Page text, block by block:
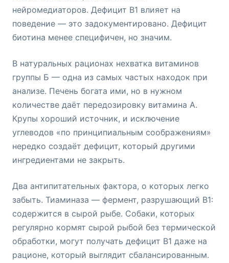
нейромедиаторов. Дефицит B1 влияет на
поведение — это задокументировано. Дефицит
биотина менее специфичен, но значим.
В натуральных рационах нехватка витаминов
группы Б — одна из самых частых находок при
анализе. Печень богата ими, но в нужном
количестве даёт передозировку витамина А.
Крупы хороший источник, и исключение
углеводов «по принципиальным соображениям»
нередко создаёт дефицит, который другими
ингредиентами не закрыть.
Два антипитательных фактора, о которых легко
забыть. Тиаминаза — фермент, разрушающий B1:
содержится в сырой рыбе. Собаки, которых
регулярно кормят сырой рыбой без термической
обработки, могут получать дефицит B1 даже на
рационе, который выглядит сбалансированным.